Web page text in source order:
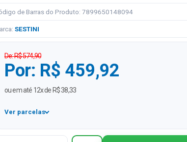
de Barras do Produto: 7899650148094
SESTINI
De: R$ 574,90
Por: R$ 459,92
ou em até 12x de R$ 38,33
Ver parcelas
1x